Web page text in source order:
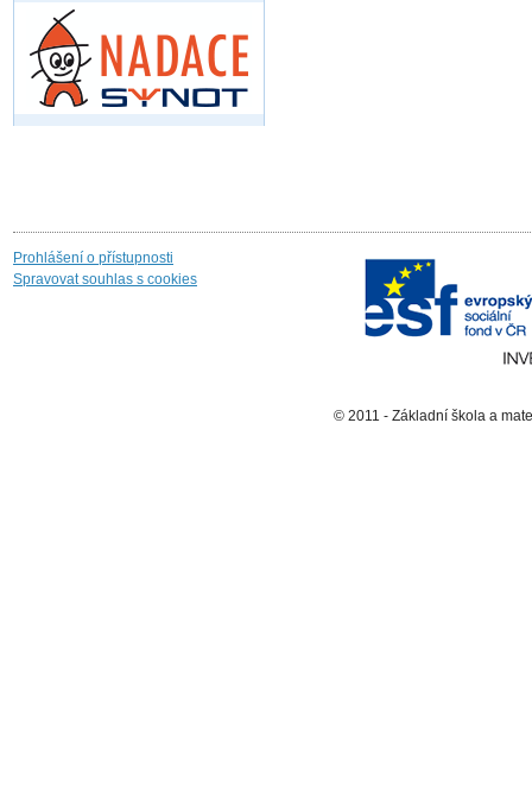
Prohlášení o přístupnosti
Spravovat souhlas s cookies
© 2011 - Základní škola a